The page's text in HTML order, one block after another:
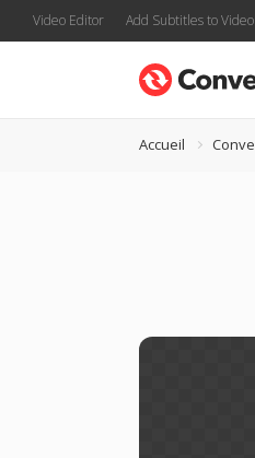
Video Editor Add Subtitles to Video
Accueil